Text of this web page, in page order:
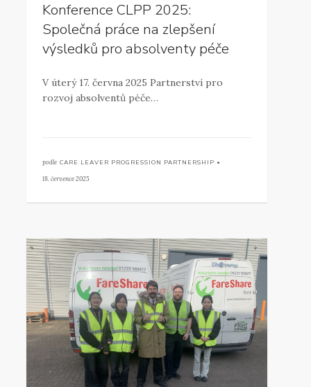
Konference CLPP 2025:
Společná práce na zlepšení
výsledků pro absolventy péče
V úterý 17. června 2025 Partnerství pro
rozvoj absolventů péče…
podle CARE LEAVER PROGRESSION PARTNERSHIP •
18. července 2025